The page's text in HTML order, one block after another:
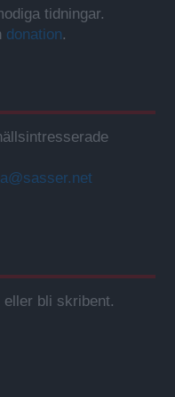
tidningar.
donation.
bli skribent.